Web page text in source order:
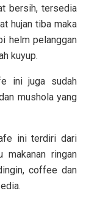
bersih, tersedia
hujan tiba maka
helm pelanggan
kuyup.
ini juga sudah
mushola yang
ini terdiri dari
makanan ringan
coffee dan